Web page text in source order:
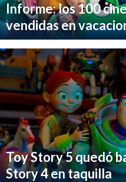
Informe: los 100
vendidas en
Toy Story 5 quedó
Story 4 en taquilla